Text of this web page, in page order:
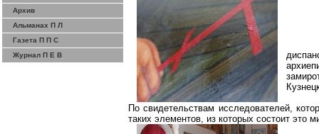
Архив
Альманах П Л
Газета П П С
Журнал П Е В
По свидетельствам исследователей,
таких элементов, из которых состоит это